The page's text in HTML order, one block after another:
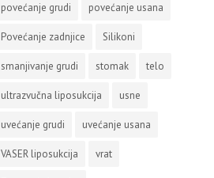
povećanje grudi povećanje usana
Povećanje zadnjice Silikoni
smanjivanje grudi stomak telo
ultrazvučna liposukcija usne
uvećanje grudi uvećanje usana
VASER liposukcija vrat